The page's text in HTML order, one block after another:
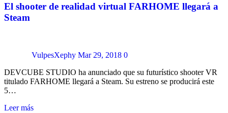
El shooter de realidad virtual FARHOME llegará a
Steam
VulpesXephy Mar 29, 2018 0
DEVCUBE STUDIO ha anunciado que su futurístico shooter VR
titulado FARHOME llegará a Steam. Su estreno se producirá este
5…
Leer más